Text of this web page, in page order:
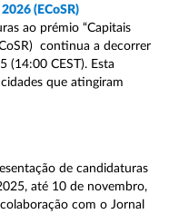
(ECoSR)
ao prémio “Capitais
continua a decorrer
(14:00 CEST). Esta
que atingiram
de candidaturas
até 10 de novembro,
com o Jornal